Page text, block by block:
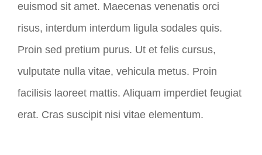
euismod sit amet. Maecenas venenatis orci
risus, interdum interdum ligula sodales quis.
Proin sed pretium purus. Ut et felis cursus,
vulputate nulla vitae, vehicula metus. Proin
facilisis laoreet mattis. Aliquam imperdiet feugiat
erat. Cras suscipit nisi vitae elementum.